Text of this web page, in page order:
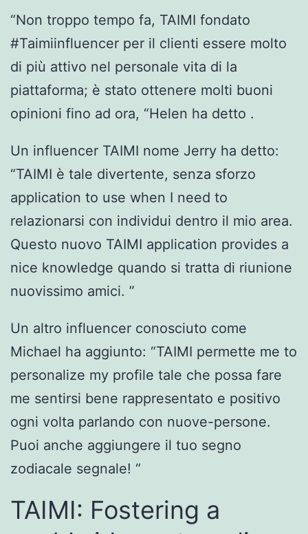
“Non troppo tempo fa, TAIMI fondato
#Taimiinfluencer per il clienti essere molto
di più attivo nel personale vita di la
piattaforma; è stato ottenere molti buoni
opinioni fino ad ora, “Helen ha detto .
Un influencer TAIMI nome Jerry ha detto:
“TAIMI è tale divertente, senza sforzo
application to use when I need to
relazionarsi con individui dentro il mio area.
Questo nuovo TAIMI application provides a
nice knowledge quando si tratta di riunione
nuovissimo amici. ”
Un altro influencer conosciuto come
Michael ha aggiunto: “TAIMI permette me to
personalize my profile tale che possa fare
me sentirsi bene rappresentato e positivo
ogni volta parlando con nuove-persone.
Puoi anche aggiungere il tuo segno
zodiacale segnale! “
TAIMI: Fostering a